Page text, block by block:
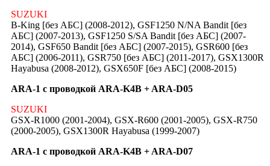
SUZUKI
B-King [без АБС] (2008-2012), GSF1250 N/NA Bandit [без
АБС] (2007-2013), GSF1250 S/SA Bandit [без АБС] (2007-
2014), GSF650 Bandit [без АБС] (2007-2015), GSR600 [без
АБС] (2006-2011), GSR750 [без АБС] (2011-2017), GSX1300R
Hayabusa (2008-2012), GSX650F [без АБС] (2008-2015)
ARA-1 с проводкой ARA-K4B + ARA-D05
SUZUKI
GSX-R1000 (2001-2004), GSX-R600 (2001-2005), GSX-R750
(2000-2005), GSX1300R Hayabusa (1999-2007)
ARA-1 с проводкой ARA-K4B + ARA-D07